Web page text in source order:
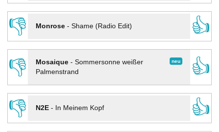
👎
Monrose- Shame (Radio Edit)
👍
👎
neu
Mosaique- Sommersonne weißer
Palmenstrand
👍
👎
N2E- In Meinem Kopf
👍